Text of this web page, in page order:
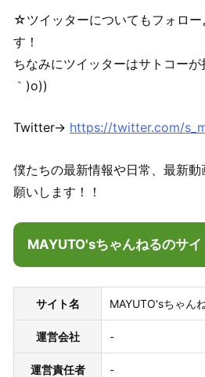
☆ツイッターについてもフォロー
す！
ちなみにツイッターはサトコー
｀)o))
Twitter→ https://twitter.com/
僕たちの最新情報や日常、最新
願いします！！
MAYUTO'sちゃんねるのサイ
サイト名 MAYUTO'sちゃん
運営会社 -
運営責任者 -